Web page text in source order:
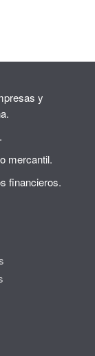
y
mercantil.
financieros.